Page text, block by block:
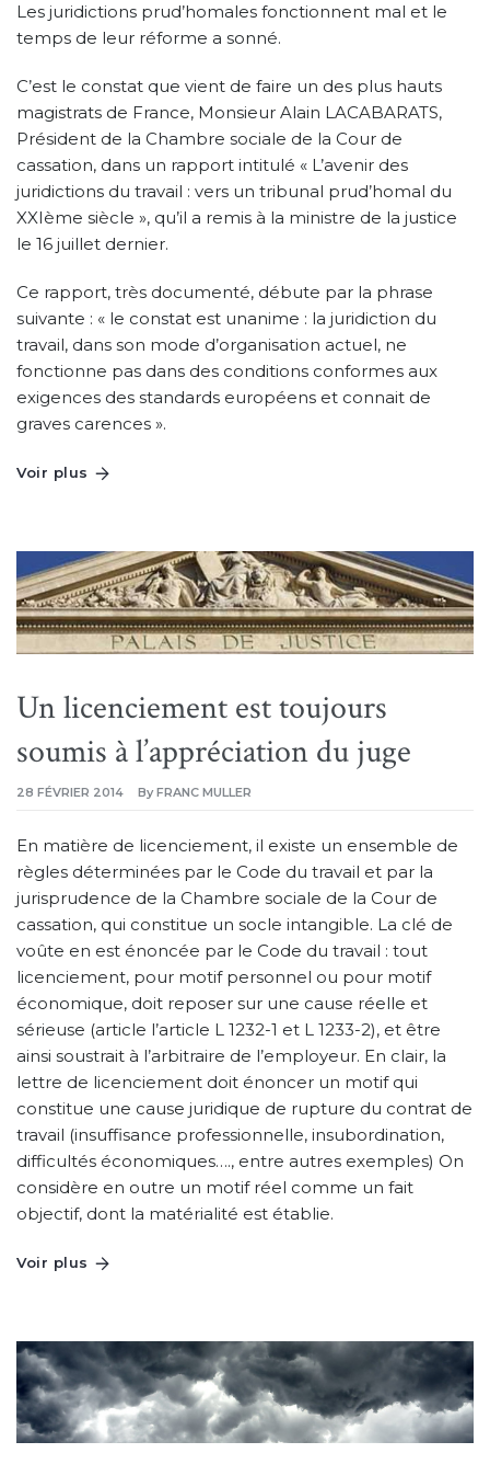
Les juridictions prud’homales fonctionnent mal et le
temps de leur réforme a sonné.
C’est le constat que vient de faire un des plus hauts
magistrats de France, Monsieur Alain LACABARATS,
Président de la Chambre sociale de la Cour de
cassation, dans un rapport intitulé « L’avenir des
juridictions du travail : vers un tribunal prud’homal du
XXIème siècle », qu’il a remis à la ministre de la justice
le 16 juillet dernier.
Ce rapport, très documenté, débute par la phrase
suivante : « le constat est unanime : la juridiction du
travail, dans son mode d’organisation actuel, ne
fonctionne pas dans des conditions conformes aux
exigences des standards européens et connait de
graves carences ».
Voir plus
Un licenciement est toujours
soumis à l’appréciation du juge
28 FÉVRIER 2014 By FRANC MULLER
En matière de licenciement, il existe un ensemble de
règles déterminées par le Code du travail et par la
jurisprudence de la Chambre sociale de la Cour de
cassation, qui constitue un socle intangible. La clé de
voûte en est énoncée par le Code du travail : tout
licenciement, pour motif personnel ou pour motif
économique, doit reposer sur une cause réelle et
sérieuse (article l’article L 1232-1 et L 1233-2), et être
ainsi soustrait à l’arbitraire de l’employeur. En clair, la
lettre de licenciement doit énoncer un motif qui
constitue une cause juridique de rupture du contrat de
travail (insuffisance professionnelle, insubordination,
difficultés économiques…., entre autres exemples) On
considère en outre un motif réel comme un fait
objectif, dont la matérialité est établie.
Voir plus